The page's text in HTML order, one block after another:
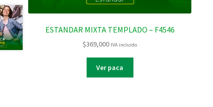
ESTANDAR MIXTA TEMPLADO – F4546
$369,000 IVA incluido
Ver paca